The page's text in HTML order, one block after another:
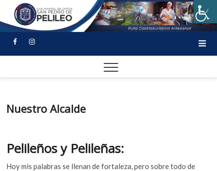
Nuestro Alcalde
Pelileños y Pelileñas:
Hoy mis palabras se llenan de fortaleza, pero sobre todo de